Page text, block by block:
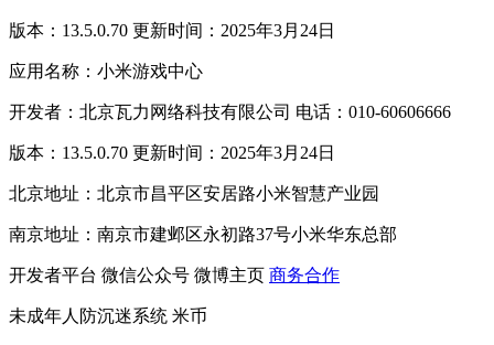
版本：13.5.0.70 更新时间：2025年3月24日
应用名称：小米游戏中心
开发者：北京瓦力网络科技有限公司 电话：010-60606666
版本：13.5.0.70 更新时间：2025年3月24日
北京地址：北京市昌平区安居路小米智慧产业园
南京地址：南京市建邺区永初路37号小米华东总部
开发者平台 微信公众号 微博主页 商务合作
未成年人防沉迷系统 米币